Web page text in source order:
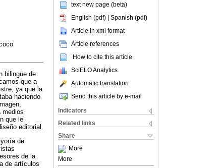
text new page (beta)
English (pdf) | Spanish (pdf)
Article in xml format
Article references
How to cite this article
SciELO Analytics
Automatic translation
Send this article by e-mail
Indicators
Related links
Share
More
More
bilingüe de
que a
ya que la
haciendo
medios
que le
editorial.
de
de la
de artículos